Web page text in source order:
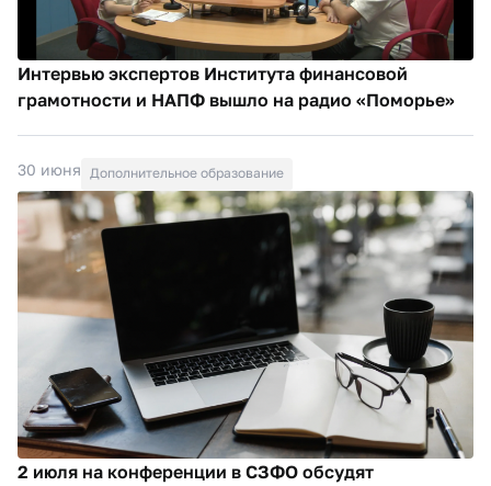
Интервью экспертов Института финансовой
грамотности и НАПФ вышло на радио «Поморье»
30 июня Дополнительное образование
2 июля на конференции в СЗФО обсудят